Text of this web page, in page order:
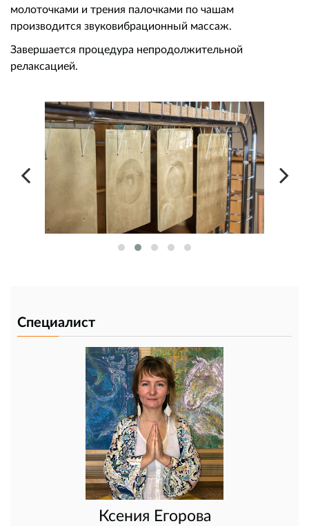
молоточками и трения палочками по чашам
производится звуковибрационный массаж.
Завершается процедура непродолжительной
релаксацией.
Специалист
Ксения Егорова